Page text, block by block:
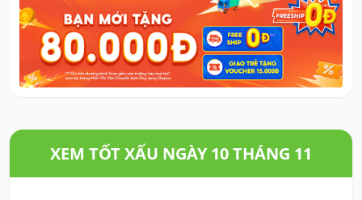
XEM TỐT XẤU NGÀY 10 THÁNG 11